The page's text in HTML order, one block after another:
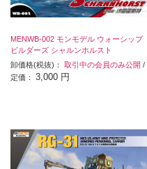
MENWB-002 モンモデル ウォーシップ
ビルダーズ シャルンホルスト
卸価格(税抜)： 取引中の会員のみ公開 /
定価： 3,000 円